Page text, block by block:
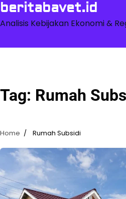
Skip
content
beritabavet.id
Analisis Kebijakan Ekonomi &
Tag: Rumah
Home Rumah Subsidi